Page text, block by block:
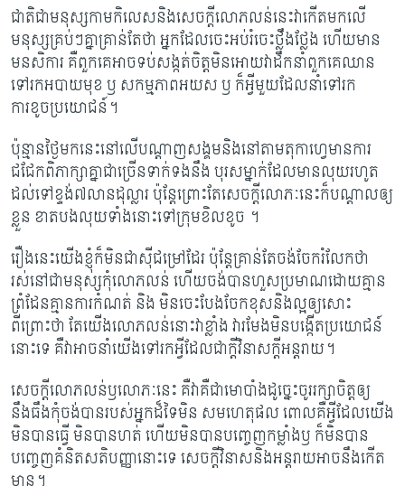
ជាតិជាមនុស្សកាមកិលេសនិងសេចក្តីលោភលន់នេះវាកើតមកលើ
មនុស្សគ្រប់ៗគ្នាគ្រាន់តែថា អ្នកដែលចេះអប់រំចេះថ្លឹងថ្លែង ហើយមាន
មនសិការ គឺពួកគេអាចទប់សង្កត់ចិត្តមិនអោយវាដឹកនាំពួកគេឈាន
ទៅរកអបាយមុខ ឫ សកម្មភាពអយស ឫ ក៏អ្វីមួយដែលនាំទៅរក
ការខូចប្រយោជន៍​។
ប៉ុន្មានថ្ងៃមកនេះនៅលើបណ្តាញសង្គមនិងនៅតាមតុកាហ្វេមានការ
ជជែកពិភាក្សាគ្នាជាច្រើនទាក់ទងនឹង បុរសម្នាក់ដែលមានលុយរហូត
ដល់ទៅខ្ទង់៧លានដុល្លារ ប៉ុន្តែព្រោះតែសេចក្តីលោភៈនេះក៏បណ្តាលឲ្យ
ខ្លួន ខាតបងលុយទាំងនោះទៅក្រុមខិលខូច ។
រឿងនេះយើងខ្ញុំក៏មិនជាស៊ីជម្រៅដែរ ប៉ុន្តែគ្រាន់តែចង់ចែករំលែកថា
រស់នៅជាមនុស្សកុំលោភលន់ ហើយចង់បានហួសប្រមាណដោយគ្មាន
ព្រំដែនគ្មានការកំណត់ និង មិនចេះបែងចែកខុសនិងល្អឲ្យសោះ
ពីព្រោះថា តែយើងលោភលន់នោះវាខ្លាំង វារមែងមិនបង្កើតប្រយោជន៍
នោះទេ គឺវាអាចនាំយើងទៅរកអ្វីដែលជាក្តីវិនាសក្តីអន្តរាយ។​
សេចក្តីលោភលន់ឫលោភៈនេះ គឺវាគឺជាមោបាំងដូច្នេះចូររក្សាចិត្តឲ្យ
នឹងធឹងកុំចង់បានរបស់អ្នកដ៏ទៃមិន សមហេតុផល ពោលគឺអ្វីដែលយើង
មិនបានធ្វើ មិនបានហត់ ហើយមិនបានបញ្ចេញកម្លាំងឫ ក៏មិនបាន
បញ្ចេញគំនិតសតិបញ្ញានោះទេ សេចក្តីវិនាសនិងអន្តរាយអាចនឹងកើត
មាន។